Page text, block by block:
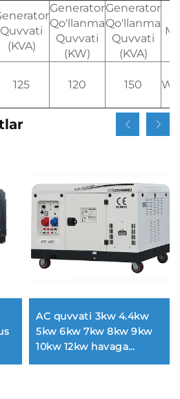
Quvvati
(KVA)
Generator
Qo'llanma
Quvvati
(KW)
Generator
Qo'llanma
Quvvati
(KVA)
125 120 150
AC quvvati 3kw 4.4kw
5kw 6kw 7kw 8kw 9kw
10kw 12kw havaga